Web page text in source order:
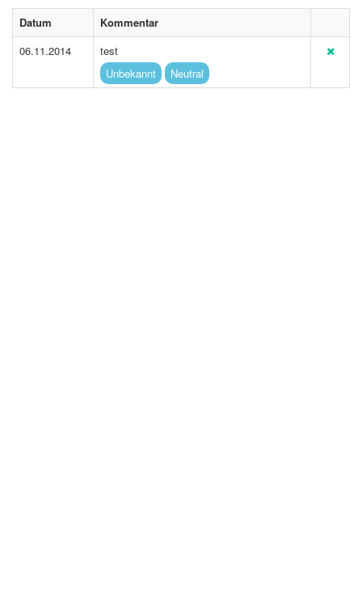
Datum
Kommentar
06.11.2014
test
Unbekannt
Neutral